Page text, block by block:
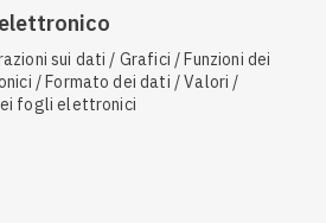
sui dati / Grafici / Funzioni dei
/ Formato dei dati / Valori /
fogli elettronici